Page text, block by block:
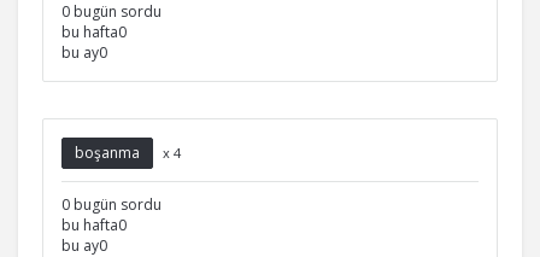
0 bugün sordu
bu hafta0
bu ay0
boşanma x 4
0 bugün sordu
bu hafta0
bu ay0